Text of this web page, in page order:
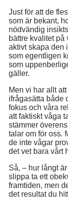
Just för att de
som är bekant,
nödvändig
bättre kvalitet på
aktivt skapa den
som egentligen
som
gäller.
Men vi har allt
ifrågasätta både
fokus och våra
att faktiskt våga
stämmer
talar om för oss.
de inte vågar
det vet bara vårt
Så, – hur långt
slippa ta ett
framtiden, men
det resultat du